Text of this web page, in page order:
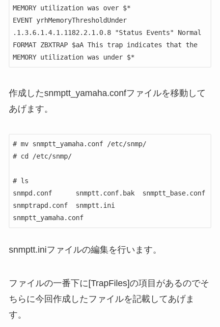
MEMORY utilization was over $*
EVENT yrhMemoryThresholdUnder
.1.3.6.1.4.1.1182.2.1.0.8 "Status Events" Normal
FORMAT ZBXTRAP $aA This trap indicates that the
作成したsnmptt_yamaha.confファイルを移動して
あげます。
# mv snmptt_yamaha.conf /etc/snmp/
# cd /etc/snmp/
# ls
snmpd.conf      snmptt.conf.bak  snmptt_base.conf
snmptrapd.conf  snmptt.ini
snmptt_yamaha.conf
snmptt.iniファイルの編集を行います。
ファイルの一番下に[TrapFiles]の項目があるのでそ
ちらに今回作成したファイルを記載してあげま
す。